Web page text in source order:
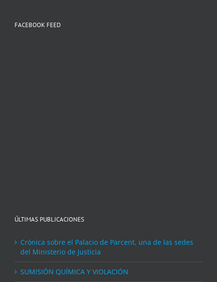
FACEBOOK FEED
ÚLTIMAS PUBLICACIONES
Crónica sobre el Palacio de Parcent, una de las sedes
del Ministerio de Justicia
SUMISIÓN QUÍMICA Y VIOLACIÓN